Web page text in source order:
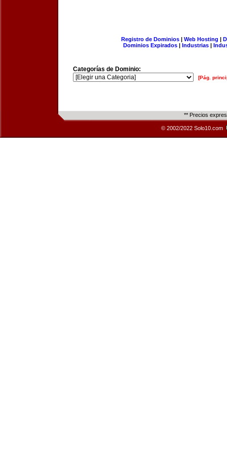
Registro de Dominios| Web Hosting |
Dominios Expirados | Industrias |
Categorías de Dominio:
[Pág.
** Precios
© 2002/2022 Solo10.com